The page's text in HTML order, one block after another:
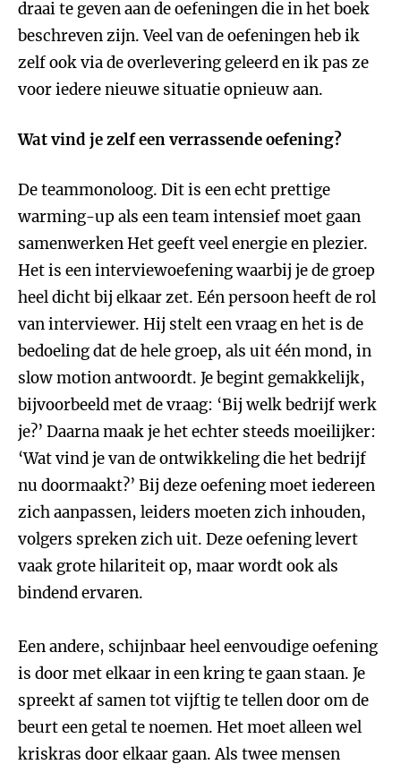
draai te geven aan de oefeningen die in het boek
beschreven zijn. Veel van de oefeningen heb ik
zelf ook via de overlevering geleerd en ik pas ze
voor iedere nieuwe situatie opnieuw aan.
Wat vind je zelf een verrassende oefening?
De teammonoloog. Dit is een echt prettige
warming-up als een team intensief moet gaan
samenwerken Het geeft veel energie en plezier.
Het is een interviewoefening waarbij je de groep
heel dicht bij elkaar zet. Eén persoon heeft de rol
van interviewer. Hij stelt een vraag en het is de
bedoeling dat de hele groep, als uit één mond, in
slow motion antwoordt. Je begint gemakkelijk,
bijvoorbeeld met de vraag: ‘Bij welk bedrijf werk
je?’ Daarna maak je het echter steeds moeilijker:
‘Wat vind je van de ontwikkeling die het bedrijf
nu doormaakt?’ Bij deze oefening moet iedereen
zich aanpassen, leiders moeten zich inhouden,
volgers spreken zich uit. Deze oefening levert
vaak grote hilariteit op, maar wordt ook als
bindend ervaren.
Een andere, schijnbaar heel eenvoudige oefening
is door met elkaar in een kring te gaan staan. Je
spreekt af samen tot vijftig te tellen door om de
beurt een getal te noemen. Het moet alleen wel
kriskras door elkaar gaan. Als twee mensen